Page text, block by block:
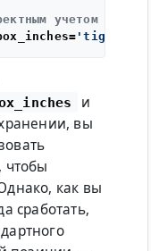
учетом области
'tight'
и
вы
, чтобы
как вы
сработать,